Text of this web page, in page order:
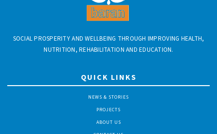
SOCIAL PROSPERITY AND WELLBEING THROUGH IMPROVING HEALTH,
NUTRITION, REHABILITATION AND EDUCATION.
QUICK LINKS
NEWS & STORIES
PROJECTS
ABOUT US